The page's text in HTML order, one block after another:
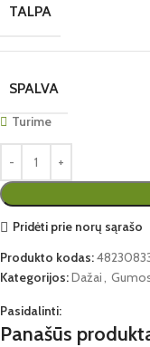
TALPA
SPALVA
Turime
Pridėti prie norų sąrašo
Produkto kodas:
Kategorijos:Dažai,
Pasidalinti:
Panašūs